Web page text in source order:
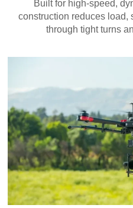
Built for high-speed,
construction reduces load,
through tight turns